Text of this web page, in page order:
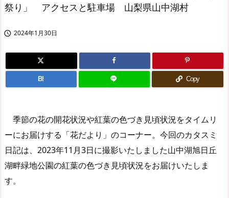
祭り」 アクセスと駐車場 山梨県山中湖村
 2024年1月30日
B! Copy
季節の花の開花状況や紅葉の色づき見頃状況をタイムリ
ーにお届けする「花だより」のコーナー。今回のカタスミ
日記は、2023年11月3日に撮影いたしました山中湖旭日丘
湖畔緑地公園の紅葉の色づき見頃状況をお届けいたしま
す。